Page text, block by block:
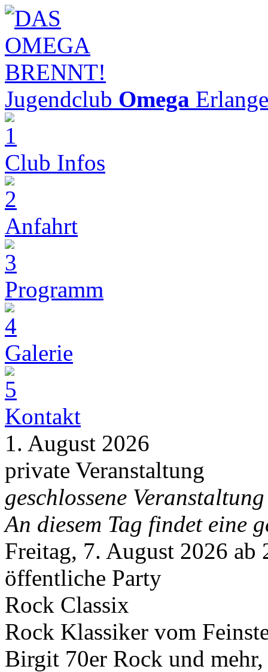
Jugendclub Omega
Club Infos
Anfahrt
Programm
Galerie
Kontakt
1. August 2026
private Veranstaltung
geschlossene Veranstaltung
An diesem Tag findet eine
Freitag, 7. August 2026 ab
öffentliche Party
Rock Classix
Rock Klassiker vom
Birgit 70er Rock und